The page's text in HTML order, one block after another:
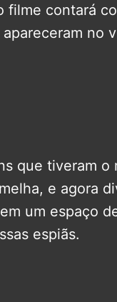
filme contará
no
que tiveram
e agora
um espaço
espiãs.